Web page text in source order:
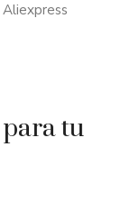
Aliexpress
tu